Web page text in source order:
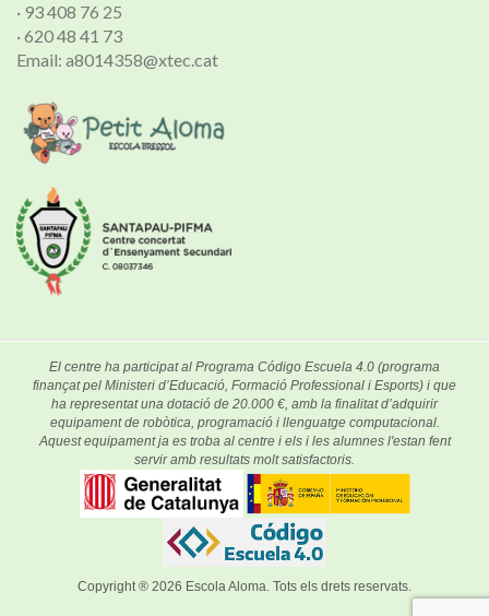
· 93 408 76 25
· 620 48 41 73
Email: a8014358@xtec.cat
El centre ha participat al Programa Código Escuela 4.0 (programa
finançat pel Ministeri d’Educació, Formació Professional i Esports) i que
ha representat una dotació de 20.000 €, amb la finalitat d’adquirir
equipament de robòtica, programació i llenguatge computacional.
Aquest equipament ja es troba al centre i els i les alumnes l'estan fent
servir amb resultats molt satisfactoris.
Copyright ® 2026 Escola Aloma. Tots els drets reservats.